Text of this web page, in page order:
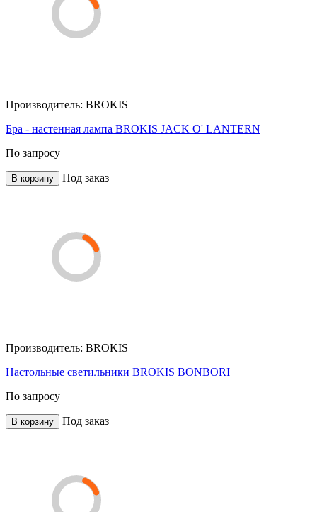
Производитель: BROKIS
Бра - настенная лампа BROKIS JACK O' LANTERN
По запросу
В корзину Под заказ
Производитель: BROKIS
Настольные светильники BROKIS BONBORI
По запросу
В корзину Под заказ